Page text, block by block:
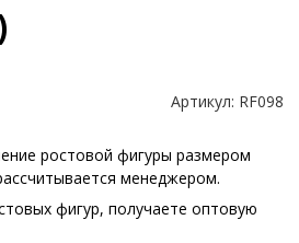
Артикул: RF098
ростовой фигуры размером
менеджером.
фигур, получаете оптовую